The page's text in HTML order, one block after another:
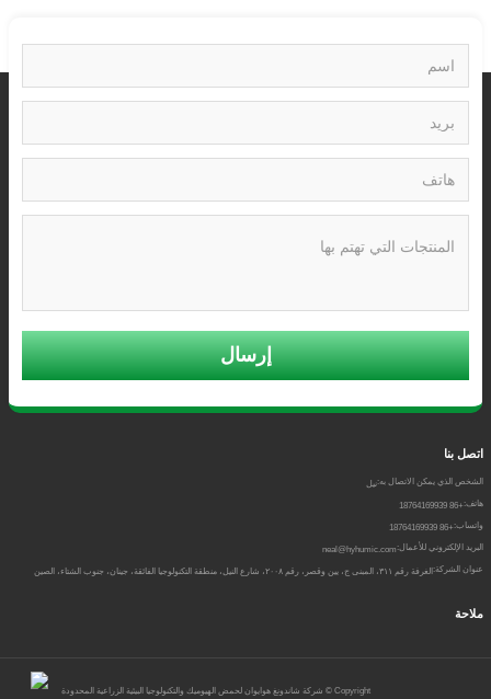
إرسال
اتصل بنا
الشخص الذي يمكن الاتصال به:نيل
هاتف:+86 18764169939
واتساب:+86 18764169939
البريد الإلكتروني للأعمال:neal@hyhumic.com
عنوان الشركة:الغرفة رقم ٣١١، المبنى ج، يين وقصر، رقم ٢٠٠٨، شارع النيل، منطقة التكنولوجيا الفائقة، جينان، جنوب الشتاء، الصين
ملاحة
Copyright © شركة شاندونغ هوايوان لحمض الهيوميك والتكنولوجيا البيئية الزراعية المحدودة